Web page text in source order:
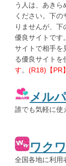
う人は、あきら
ください。下
りませんが、
優良サイトです。
サイトで相手を
る優良サイトを
す。 (R18)【PR】
メル
誰でも気軽に使
ワク
全国各地に利用